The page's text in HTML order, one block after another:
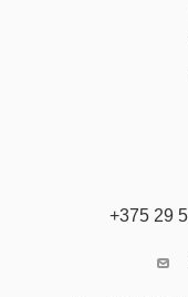
+375 29